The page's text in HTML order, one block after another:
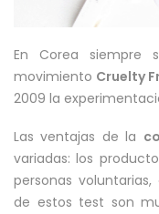
En Corea
movimiento Cruelty
2009 la
Las ventajas de la
variadas: los
personas
de estos test son